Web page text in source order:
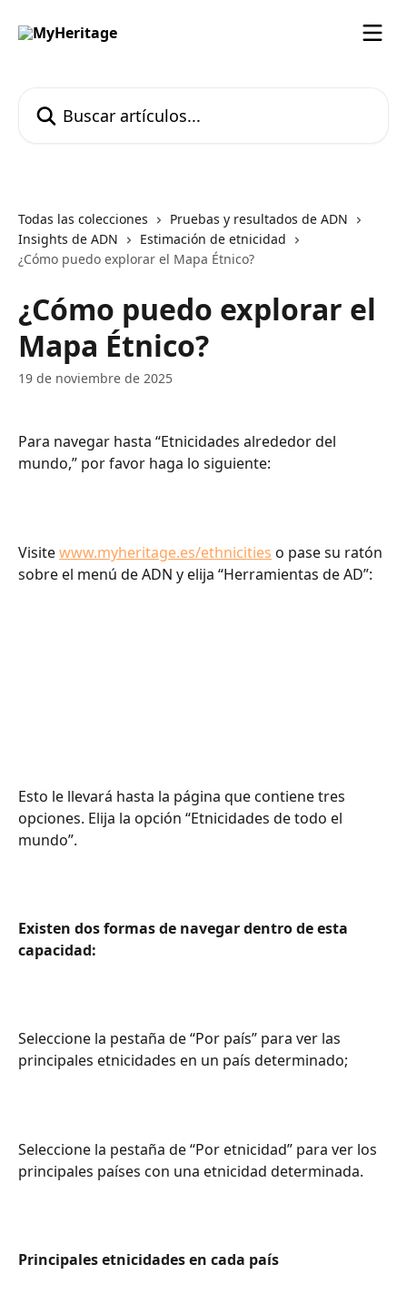
Todas las colecciones
Pruebas y resultados de ADN
Insights de ADN
Estimación de etnicidad
¿Cómo puedo explorar el Mapa Étnico?
¿Cómo puedo explorar el
Mapa Étnico?
19 de noviembre de 2025
Para navegar hasta “Etnicidades alrededor del
mundo,” por favor haga lo siguiente:
Visite www.myheritage.es/ethnicities o pase su ratón
sobre el menú de ADN y elija “Herramientas de AD”:
Esto le llevará hasta la página que contiene tres
opciones. Elija la opción “Etnicidades de todo el
mundo”.
Existen dos formas de navegar dentro de esta
capacidad:
Seleccione la pestaña de “Por país” para ver las
principales etnicidades en un país determinado;
Seleccione la pestaña de “Por etnicidad” para ver los
principales países con una etnicidad determinada.
Principales etnicidades en cada país